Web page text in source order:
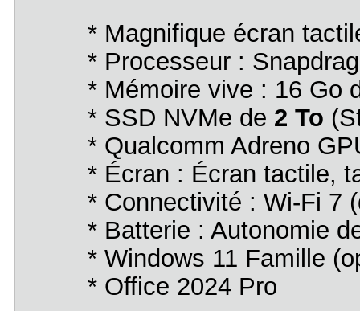
* Magnifique écran
* Processeur :
* Mémoire vive : 16 Go
* SSD NVMe de 2 To
* Qualcomm Adreno
* Écran : Écran tactile,
* Connectivité : Wi-Fi 7
* Batterie : Autonomie
* Windows 11 Famille
* Office 2024 Pro